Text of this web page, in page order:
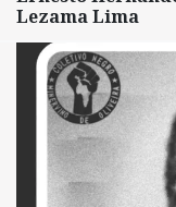
Lezama Lima